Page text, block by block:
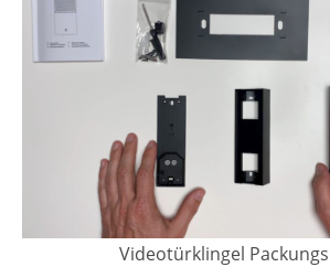
Videotürklingel